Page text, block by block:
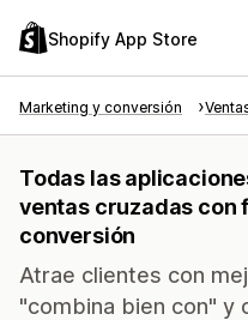
Shopify App Store
Marketing y conversión
Todas las
ventas cruzadas con
conversión
Atrae clientes con
"combina bien con" y